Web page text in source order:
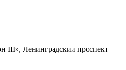
III», Ленинградский проспект